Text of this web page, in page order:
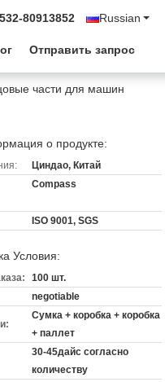
Russian
80913852
Отправить запрос
части для машин
о продукте:
Циндао, Китай
Compass
ISO 9001, SGS
Условия:
100 шт.
negotiable
Сумка + коробка + коробка
+ паллет
30-45дайс согласно
количеству